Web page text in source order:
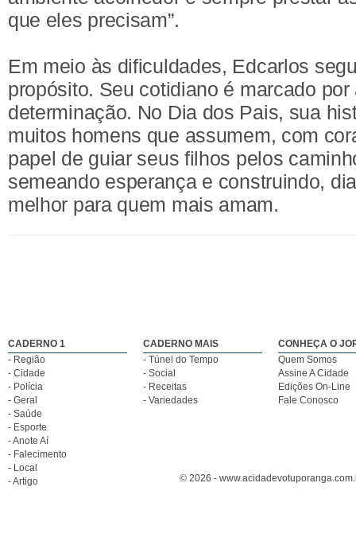
que eles precisam”.
Em meio às dificuldades, Edcarlos
propósito. Seu cotidiano é marcado
determinação. No Dia dos Pais, sua
muitos homens que assumem, com
papel de guiar seus filhos pelos
semeando esperança e construindo,
melhor para quem mais amam.
CADERNO 1
- Região
- Cidade
- Polícia
- Geral
- Saúde
- Esporte
- Anote Aí
- Falecimento
- Local
- Artigo
CADERNO MAIS
- Túnel do Tempo
- Social
- Receitas
- Variedades
CONHEÇA O
Quem Somos
Assine A Cidade
Edições On-Line
Fale Conosco
© 2026 -